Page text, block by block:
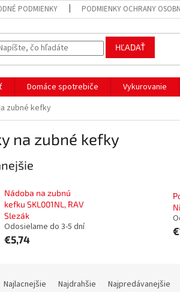
PODMIENKY PODMIENKY OCHRANY
HĽADAŤ
Domáce spotrebiče Vykurovanie
zubné kefky
na zubné kefky
Nádoba na zubnú
kefku SKL001NL, RAV
Slezák
Odosielame do 3-5 dní
€5,74
Najlacnejšie Najdrahšie Najpredávanejšie